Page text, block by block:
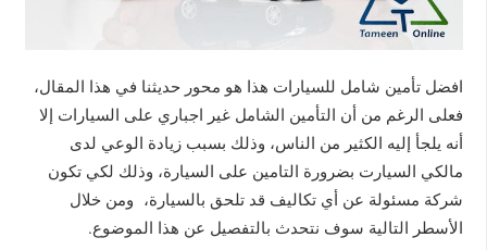
افضل تأمين شامل للسيارات هذا هو محور حديثنا في هذا المقال،
فعلى الرغم من أن التأمين الشامل غير اجباري على السيارات إلا
أنه يلجأ إليه الكثير من الناس، وذلك بسبب زيادة الوعي لدى
مالكي السيارت بضرورة التامين على السيارة، وذلك لكي تكون
شركة مسئولة عن أي تكاليف قد تلحق بالسيارة، ومن خلال
الأسطر التالية سوف نتحدث بالتفصيل عن هذا الموضوع.